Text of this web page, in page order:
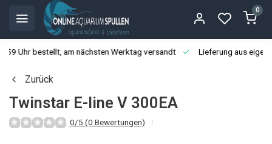
0
Uhr bestellt, am nächsten Werktag versandt Lieferung aus
Zurück
Twinstar E-line V 300EA
0/5 (0 Bewertungen)